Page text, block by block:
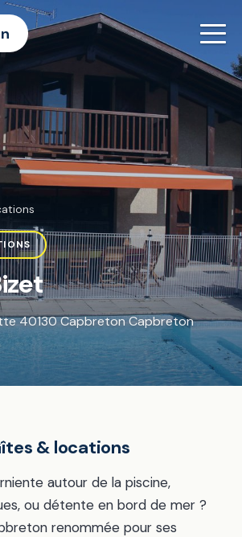
40130 Capbreton Capbreton
& locations
autour de la piscine,
ou détente en bord de mer ?
renommée pour ses